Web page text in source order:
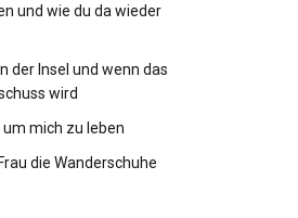
und wie du da wieder
der Insel und wenn das
wird
um mich zu leben
die Wanderschuhe